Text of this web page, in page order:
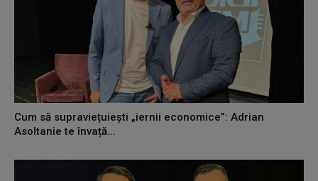
Cum să supraviețuiești „iernii economice”: Adrian
Asoltanie te învață...